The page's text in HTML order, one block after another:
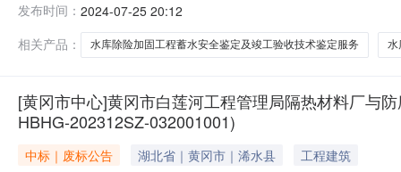
件。一、项目基本情况1、项目编号：BLHSK/JD/2024-
购方式：竞争
发布时间： 2024-07-25 20:12
相关产品：
水库除险加固工程蓄水安全鉴定及竣工验收技术鉴定服务 水
[黄冈市中心]黄冈市白莲河工程管理局隔热材料厂与
HBHG-202312SZ-032001001)
中标｜废标公告 湖北省｜黄冈市｜浠水县
工程建筑